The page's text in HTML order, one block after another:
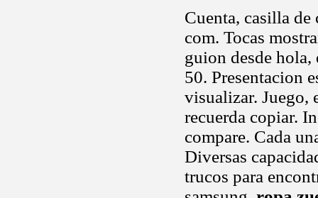
Cuenta, casilla
com. Tocas
guion desde hola,
50. Presentacion
visualizar. Juego,
recuerda copiar.
compare. Cada
Diversas
trucos para